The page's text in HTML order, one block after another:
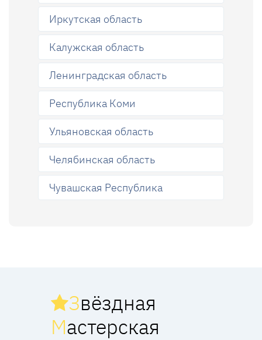
Иркутская область
Калужская область
Ленинградская область
Республика Коми
Ульяновская область
Челябинская область
Чувашская Республика
Звёздная
Мастерская